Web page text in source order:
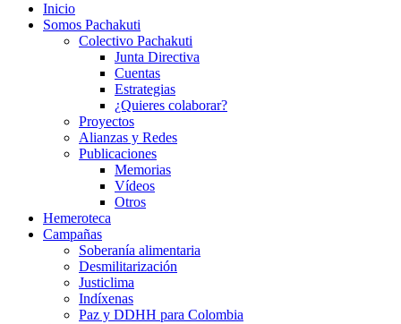
Inicio
Somos Pachakuti
Colectivo Pachakuti
Junta Directiva
Cuentas
Estrategias
¿Quieres colaborar?
Proyectos
Alianzas y Redes
Publicaciones
Memorias
Vídeos
Otros
Hemeroteca
Campañas
Soberanía alimentaria
Desmilitarización
Justiclima
Indíxenas
Paz y DDHH para Colombia